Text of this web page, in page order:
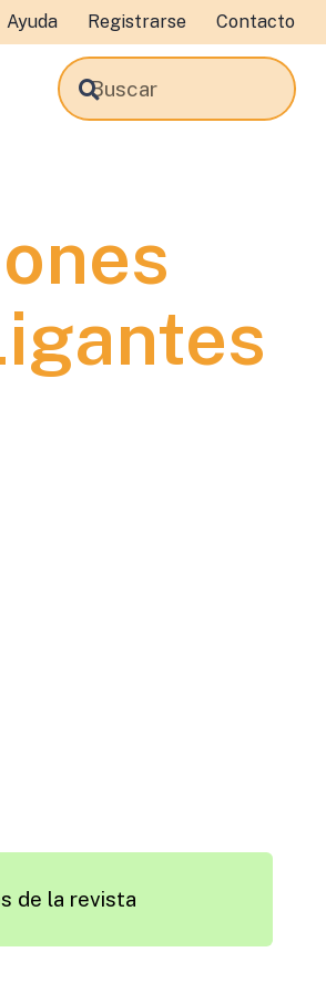
Ayuda Registrarse Contacto
de la revista